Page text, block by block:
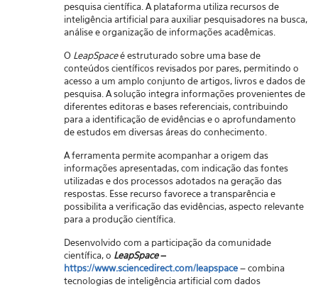
pesquisa científica. A plataforma utiliza recursos de
inteligência artificial para auxiliar pesquisadores na busca,
análise e organização de informações acadêmicas.
O LeapSpaceé estruturado sobre uma base de
conteúdos científicos revisados por pares, permitindo o
acesso a um amplo conjunto de artigos, livros e dados de
pesquisa. A solução integra informações provenientes de
diferentes editoras e bases referenciais, contribuindo
para a identificação de evidências e o aprofundamento
de estudos em diversas áreas do conhecimento.
A ferramenta permite acompanhar a origem das
informações apresentadas, com indicação das fontes
utilizadas e dos processos adotados na geração das
respostas. Esse recurso favorece a transparência e
possibilita a verificação das evidências, aspecto relevante
para a produção científica.
Desenvolvido com a participação da comunidade
científica, o LeapSpace–
https://www.sciencedirect.com/leapspace– combina
tecnologias de inteligência artificial com dados